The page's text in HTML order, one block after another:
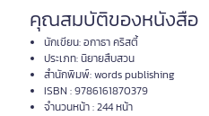
คุณสมบัติของหนังสือ
นักเขียน: อกาธา คริสตี้
ประเภท: นิยายสืบสวน
สำนักพิมพ์: words publishing
ISBN : 9786161870379
จำนวนหน้า : 244 หน้า